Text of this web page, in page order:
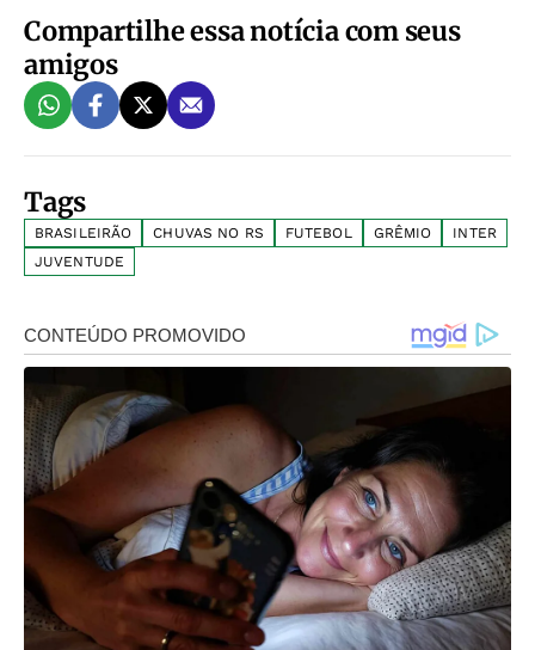
Compartilhe essa notícia com seus
amigos
Tags
BRASILEIRÃO CHUVAS NO RS FUTEBOL GRÊMIO
INTER
JUVENTUDE